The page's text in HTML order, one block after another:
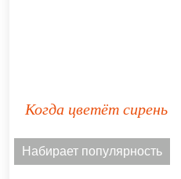
Когда цветёт сирень
Набирает популярность